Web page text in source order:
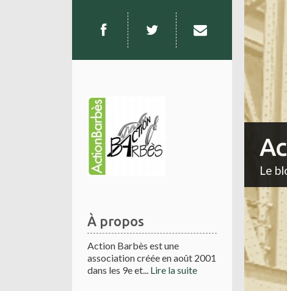
À propos
Action Barbès est une
association créée en août 2001
dans les 9e et... Lire la suite
Le